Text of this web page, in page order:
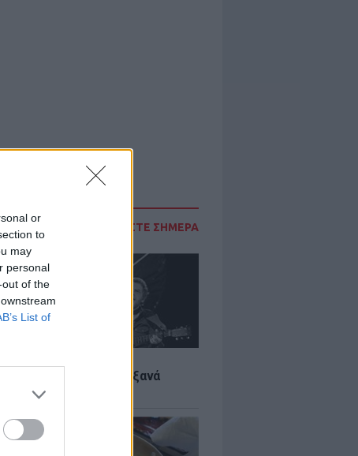
or
to
may
personal
of the
List of
ΔΙΑΒΑΣΤΕ ΣΗΜΕΡΑ
hit wonders που έγιναν ξανά
από… ατύχημα